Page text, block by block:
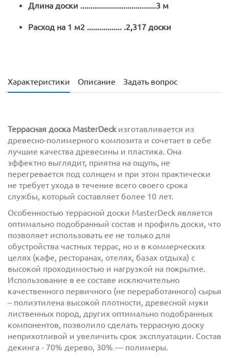
Длина доски .....................................3 м
Расход на 1 м2 ................. .2,317 доски
Характеристики Описание Задать вопрос
Террасная доска MasterDeckизготавливается из
древесно-полимерного композита и сочетает в себе
лучшие качества древесины и пластика. Она
эффектно выглядит, приятна на ощупь, не
перегревается под солнцем и при этом практически
не требует ухода в течение всего своего срока
службы, который составляет более 10 лет.
Особенностью террасной доски MasterDeck является
оптимально подобранный состав и профиль доски, что
позволяет использовать ее не только для
обустройства частных террас, но и в коммерческих
целях (кафе, ресторанах, отелях, базах отдыха) с
высокой проходимостью и нагрузкой на покрытие.
Использование в ее составе исключительно
качественного первичного (не переработанного) сырья
– полиэтилена высокой плотности, древесной муки
лиственных пород, других оптимально подобранных
компонентов, позволило сделать террасную доску
неприхотливой и увеличить срок эксплуатации. Состав
декинга - 70% дерево, 30% — полимеры.